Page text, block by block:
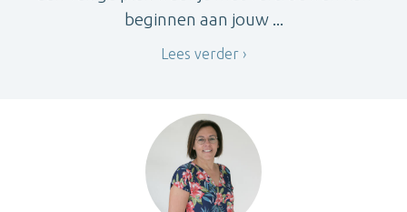
beginnen aan jouw ...
Lees verder